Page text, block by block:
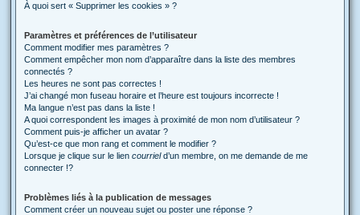
À quoi sert « Supprimer les cookies » ?
Paramètres et préférences de l’utilisateur
Comment modifier mes paramètres ?
Comment empêcher mon nom d’apparaître dans la liste des membres
connectés ?
Les heures ne sont pas correctes !
J’ai changé mon fuseau horaire et l’heure est toujours incorrecte !
Ma langue n’est pas dans la liste !
A quoi correspondent les images à proximité de mon nom d’utilisateur ?
Comment puis-je afficher un avatar ?
Qu’est-ce que mon rang et comment le modifier ?
Lorsque je clique sur le lien courrield’un membre, on me demande de me
connecter !?
Problèmes liés à la publication de messages
Comment créer un nouveau sujet ou poster une réponse ?